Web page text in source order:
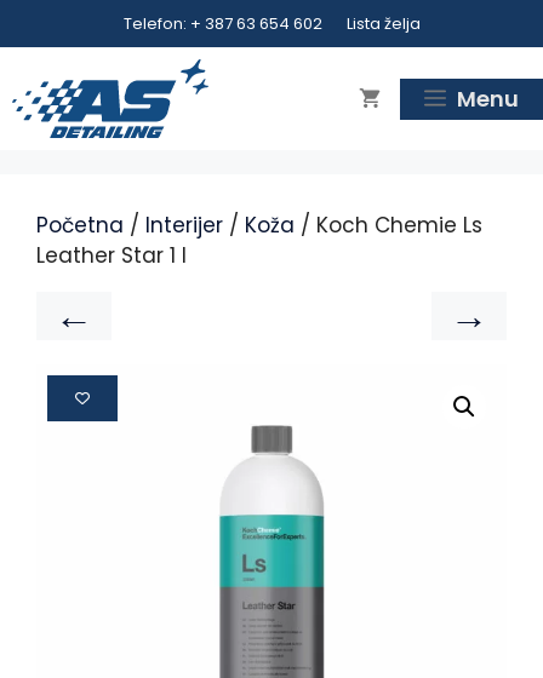
Telefon: + 387 63 654 602 Lista želja
Menu
Početna / Interijer / Koža / Koch Chemie Ls
Leather Star 1 l
← →